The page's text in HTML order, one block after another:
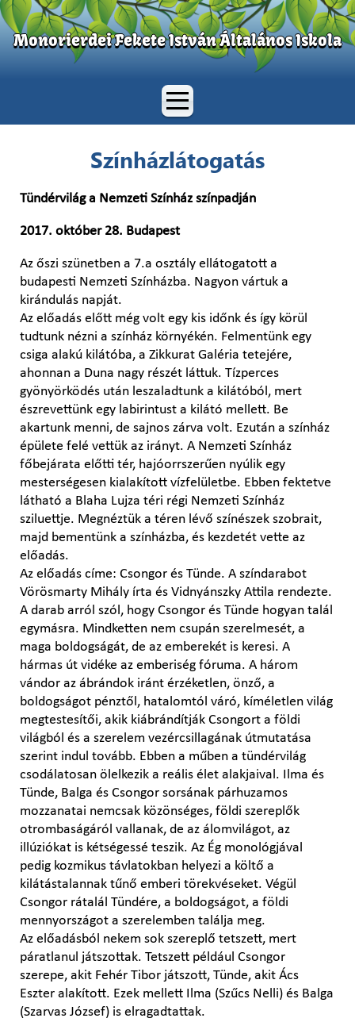
Monorierdei Fekete István Általános Iskola
Színházlátogatás
Tündérvilág a Nemzeti Színház színpadján
2017. október 28. Budapest
Az őszi szünetben a 7.a osztály ellátogatott a
budapesti Nemzeti Színházba. Nagyon vártuk a
kirándulás napját.
Az előadás előtt még volt egy kis időnk és így körül
tudtunk nézni a színház környékén. Felmentünk egy
csiga alakú kilátóba, a Zikkurat Galéria tetejére,
ahonnan a Duna nagy részét láttuk. Tízperces
gyönyörködés után leszaladtunk a kilátóból, mert
észrevettünk egy labirintust a kilátó mellett. Be
akartunk menni, de sajnos zárva volt. Ezután a színház
épülete felé vettük az irányt. A Nemzeti Színház
főbejárata előtti tér, hajóorrszerűen nyúlik egy
mesterségesen kialakított vízfelületbe. Ebben fektetve
látható a Blaha Lujza téri régi Nemzeti Színház
sziluettje. Megnéztük a téren lévő színészek szobrait,
majd bementünk a színházba, és kezdetét vette az
előadás.
Az előadás címe: Csongor és Tünde. A színdarabot
Vörösmarty Mihály írta és Vidnyánszky Attila rendezte.
A darab arról szól, hogy Csongor és Tünde hogyan talál
egymásra. Mindketten nem csupán szerelmesét, a
maga boldogságát, de az emberekét is keresi. A
hármas út vidéke az emberiség fóruma. A három
vándor az ábrándok iránt érzéketlen, önző, a
boldogságot pénztől, hatalomtól váró, kíméletlen világ
megtestesítői, akik kiábrándítják Csongort a földi
világból és a szerelem vezércsillagának útmutatása
szerint indul tovább. Ebben a műben a tündérvilág
csodálatosan ölelkezik a reális élet alakjaival. Ilma és
Tünde, Balga és Csongor sorsának párhuzamos
mozzanatai nemcsak közönséges, földi szereplők
otrombaságáról vallanak, de az álomvilágot, az
illúziókat is kétségessé teszik. Az Ég monológjával
pedig kozmikus távlatokban helyezi a költő a
kilátástalannak tűnő emberi törekvéseket. Végül
Csongor rátalál Tündére, a boldogságot, a földi
mennyországot a szerelemben találja meg.
Az előadásból nekem sok szereplő tetszett, mert
páratlanul játszottak. Tetszett például Csongor
szerepe, akit Fehér Tibor játszott, Tünde, akit Ács
Eszter alakított. Ezek mellett Ilma (Szűcs Nelli) és Balga
(Szarvas József) is elragadtattak.